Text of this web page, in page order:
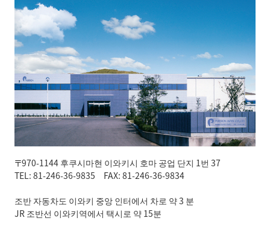
〒970-1144 후쿠시마현 이와키시 호마 공업 단지 1번 37
TEL: 81-246-36-9835 FAX: 81-246-36-9834
조반 자동차도 이와키 중앙 인터에서 차로 약 3 분
JR 조반선 이와키역에서 택시로 약 15분